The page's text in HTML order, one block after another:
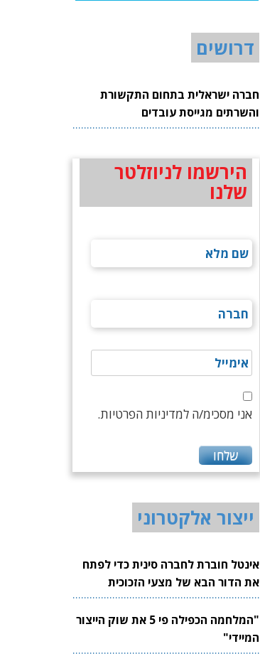
דרושים
חברה ישראלית בתחום התקשורת
והשרתים מגייסת עובדים
הירשמו לניוזלטר
שלנו
אני מסכימ/ה למדיניות הפרטיות.
ייצור אלקטרוני
אינטל חוברת לחברה סינית כדי לפתח
את הדור הבא של מצעי הזכוכית
לשבבים
"המלחמה הכפילה פי 5 את שוק הייצור
המיידי"